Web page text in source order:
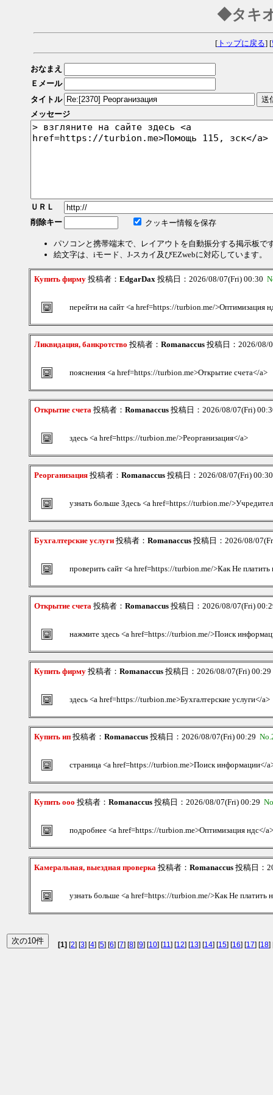
◆タキ
[トップに戻る] [
おなまえ
Ｅメール
タイトル
メッセージ
ＵＲＬ
削除キー
クッキー情報を保存
パソコンと携帯端末で、レイアウトを自動振分する掲示板で
絵文字は、iモード、J-スカイ及びEZwebに対応しています。
Купить фирму 投稿者： EdgarDax 投稿日：2026/08/07(Fri) 00:30
перейти на сайт <a href=https://turbion.me/>Оптимизация
Ликвидация, банкротство 投稿者： Romanaccus 投稿日：2026/08/
пояснения <a href=https://turbion.me>Открытие счета</a>
Открытие счета 投稿者： Romanaccus 投稿日：2026/08/07(Fri)
здесь <a href=https://turbion.me/>Реорганизация</a>
Реорганизация 投稿者： Romanaccus 投稿日：2026/08/07(Fri)
узнать больше Здесь <a href=https://turbion.me/
Бухгалтерские услуги 投稿者： Romanaccus 投稿日：2026/08/
проверить сайт <a href=https://turbion.me/>Как Не платить
Открытие счета 投稿者： Romanaccus 投稿日：2026/08/07(Fri)
нажмите здесь <a href=https://turbion.me/>Поиск
Купить фирму 投稿者： Romanaccus 投稿日：2026/08/07(Fri)
здесь <a href=https://turbion.me>Бухгалтерские услуги</a>
Купить ип 投稿者： Romanaccus 投稿日：2026/08/07(Fri) 00:29
страница <a href=https://turbion.me>Поиск информации</
Купить ооо 投稿者： Romanaccus 投稿日：2026/08/07(Fri) 00:29
подробнее <a href=https://turbion.me>Оптимизация ндс</a>
Камеральная, выездная проверка 投稿者： Romanaccus 投稿日：
узнать больше <a href=https://turbion.me/>Как Не платить
[1] [2] [3] [4] [5] [6] [7] [8] [9] [10] [11] [12] [13] [14] [15] [16] [17] [18]